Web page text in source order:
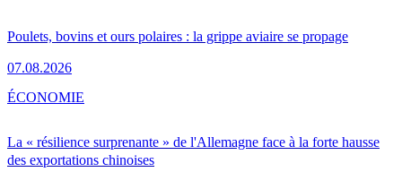
Poulets, bovins et ours polaires : la grippe aviaire se propage
07.08.2026
La « résilience surprenante » de l'Allemagne face à la forte hausse
des exportations chinoises
ÉCONOMIE